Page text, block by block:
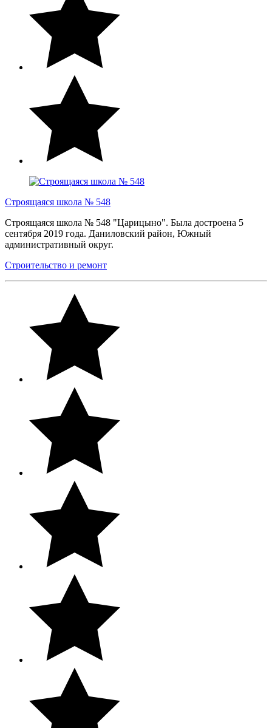
Строящаяся школа № 548
Строящаяся школа № 548 "Царицыно". Была достроена 5
сентября 2019 года. Даниловский район, Южный
административный округ.
Строительство и ремонт